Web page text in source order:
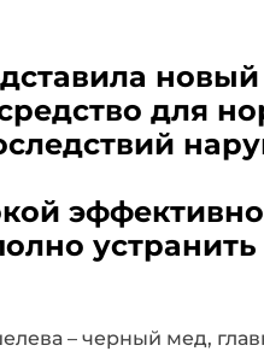
для
– черный мед,